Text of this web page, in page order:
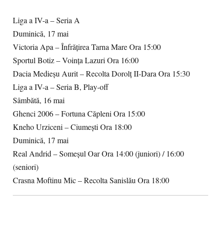
Liga a IV-a – Seria A
Duminică, 17 mai
Victoria Apa – Înfrățirea Tarna Mare Ora 15:00
Sportul Botiz – Voința Lazuri Ora 16:00
Dacia Medieșu Aurit – Recolta Dorolț II-Dara Ora 15:30
Liga a IV-a – Seria B, Play-off
Sâmbătă, 16 mai
Ghenci 2006 – Fortuna Căpleni Ora 15:00
Kneho Urziceni – Ciumești Ora 18:00
Duminică, 17 mai
Real Andrid – Someșul Oar Ora 14:00 (juniori) / 16:00
(seniori)
Crasna Moftinu Mic – Recolta Sanislău Ora 18:00